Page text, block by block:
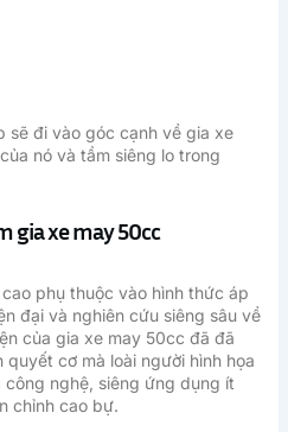
sẽ đi vào góc cạnh về gia xe
nó và tầm siêng lo trong
gia xe may 50cc
phụ thuộc vào hình thức áp
đại và nghiên cứu siêng sâu về
của gia xe may 50cc đã đã
cơ mà loài người hình họa
nghệ, siêng ứng dụng ít
chỉnh cao bự.